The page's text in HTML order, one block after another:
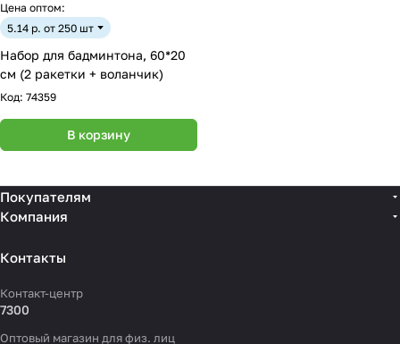
Цена оптом:
5.14 р. от 250 шт
Набор для бадминтона, 60*20
см (2 ракетки + воланчик)
Код: 74359
В корзину
Покупателям
Компания
Контакты
Контакт-центр
7300
Оптовый магазин для физ. лиц